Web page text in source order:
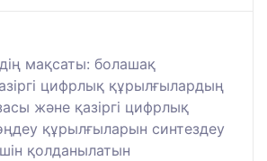
мақсаты: болашақ
цифрлық құрылғылардың
және қазіргі цифрлық
құрылғыларын синтездеу
қолданылатын